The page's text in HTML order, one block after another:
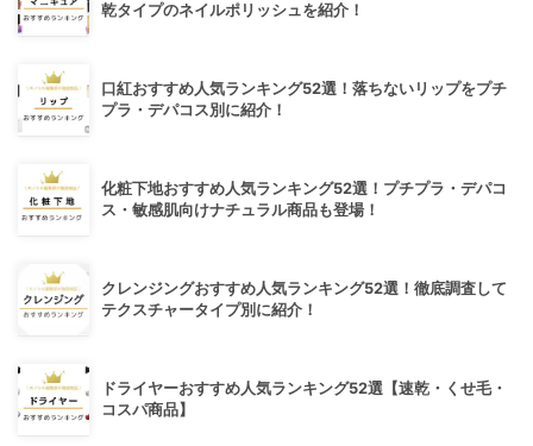
乾タイプのネイルポリッシュを紹介！
口紅おすすめ人気ランキング52選！落ちないリップをプチ
プラ・デパコス別に紹介！
化粧下地おすすめ人気ランキング52選！プチプラ・デパコ
ス・敏感肌向けナチュラル商品も登場！
クレンジングおすすめ人気ランキング52選！徹底調査して
テクスチャータイプ別に紹介！
ドライヤーおすすめ人気ランキング52選【速乾・くせ毛・
コスパ商品】